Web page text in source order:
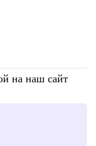
на наш сайт